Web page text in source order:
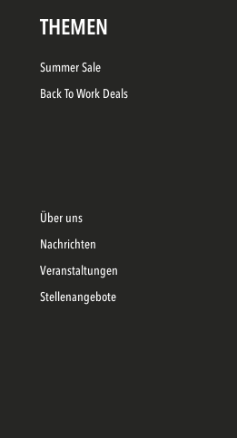
THEMEN
Summer Sale
Back To Work Deals
Über uns
Nachrichten
Veranstaltungen
Stellenangebote